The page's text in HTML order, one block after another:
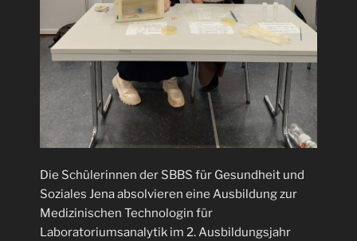
Die Schülerinnen der SBBS für Gesundheit und
Soziales Jena absolvieren eine Ausbildung zur
Medizinischen Technologin für
Laboratoriumsanalytik im 2. Ausbildungsjahr